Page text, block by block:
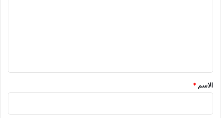
*
الاسم *